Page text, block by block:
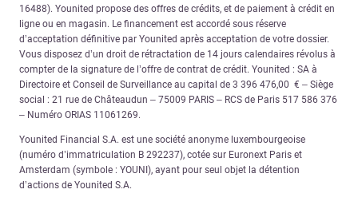
16488). Younited propose des offres de crédits, et de paiement à crédit en
ligne ou en magasin. Le financement est accordé sous réserve
d’acceptation définitive par Younited après acceptation de votre dossier.
Vous disposez d’un droit de rétractation de 14 jours calendaires révolus à
compter de la signature de l’offre de contrat de crédit. Younited : SA à
Directoire et Conseil de Surveillance au capital de 3 396 476,00 € – Siège
social : 21 rue de Châteaudun – 75009 PARIS – RCS de Paris 517 586 376
– Numéro ORIAS 11061269.
Younited Financial S.A. est une société anonyme luxembourgeoise
(numéro d’immatriculation B 292237), cotée sur Euronext Paris et
Amsterdam (symbole : YOUNI), ayant pour seul objet la détention
d’actions de Younited S.A.